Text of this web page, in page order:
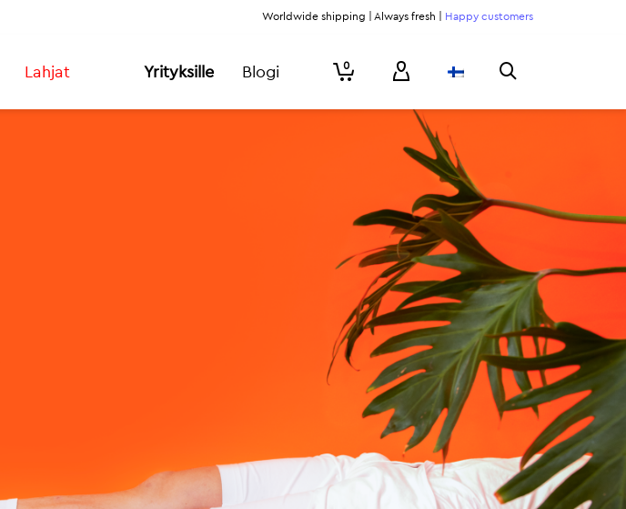
Worldwide shipping | Always fresh | Happy customers
Lahjat Yrityksille Blogi 0